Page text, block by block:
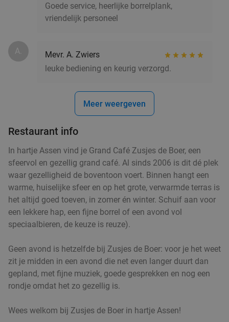
Goede service, heerlijke borrelplank,
vriendelijk personeel
A.
Mevr. A. Zwiers
leuke bediening en keurig verzorgd.
Meer weergeven
Restaurant info
In hartje Assen vind je Grand Café Zusjes de Boer, een
sfeervol en gezellig grand café. Al sinds 2006 is dit dé plek
waar gezelligheid de boventoon voert. Binnen hangt een
warme, huiselijke sfeer en op het grote, verwarmde terras is
het altijd goed toeven, in zomer én winter. Schuif aan voor
een lekkere hap, een fijne borrel of een avond vol
speciaalbieren, de keuze is reuze).
Geen avond is hetzelfde bij Zusjes de Boer: voor je het weet
zit je midden in een avond die net even langer duurt dan
gepland, met fijne muziek, goede gesprekken en nog een
rondje omdat het zo gezellig is.
Wees welkom bij Zusjes de Boer in hartje Assen!